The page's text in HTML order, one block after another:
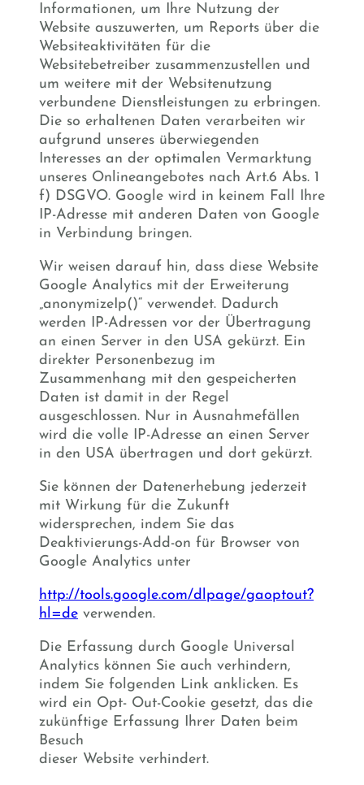
Informationen, um Ihre Nutzung der
Website auszuwerten, um Reports über die
Websiteaktivitäten für die
Websitebetreiber zusammenzustellen und
um weitere mit der Websitenutzung
verbundene Dienstleistungen zu erbringen.
Die so erhaltenen Daten verarbeiten wir
aufgrund unseres überwiegenden
Interesses an der optimalen Vermarktung
unseres Onlineangebotes nach Art.6 Abs. 1
f) DSGVO. Google wird in keinem Fall Ihre
IP-Adresse mit anderen Daten von Google
in Verbindung bringen.
Wir weisen darauf hin, dass diese Website
Google Analytics mit der Erweiterung
„anonymizeIp()“ verwendet. Dadurch
werden IP-Adressen vor der Übertragung
an einen Server in den USA gekürzt. Ein
direkter Personenbezug im
Zusammenhang mit den gespeicherten
Daten ist damit in der Regel
ausgeschlossen. Nur in Ausnahmefällen
wird die volle IP-Adresse an einen Server
in den USA übertragen und dort gekürzt.
Sie können der Datenerhebung jederzeit
mit Wirkung für die Zukunft
widersprechen, indem Sie das
Deaktivierungs-Add-on für Browser von
Google Analytics unter
http://tools.google.com/dlpage/gaoptout?
hl=de verwenden.
Die Erfassung durch Google Universal
Analytics können Sie auch verhindern,
indem Sie folgenden Link anklicken. Es
wird ein Opt- Out-Cookie gesetzt, das die
zukünftige Erfassung Ihrer Daten beim
Besuch
dieser Website verhindert.